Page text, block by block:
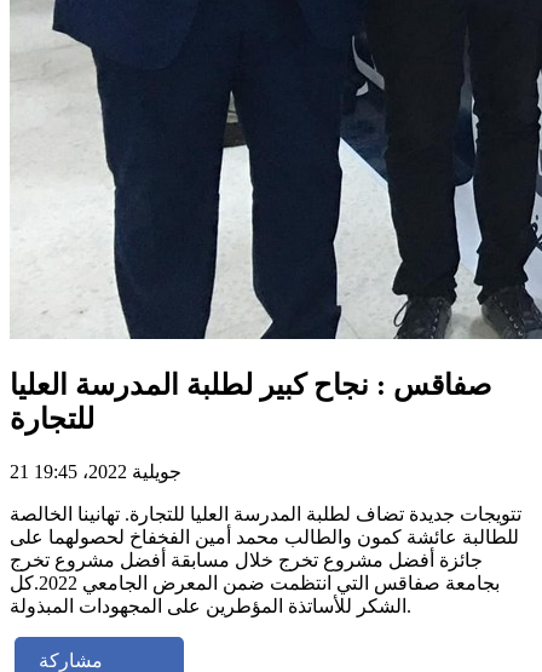
صفاقس : نجاح كبير لطلبة المدرسة العليا
للتجارة
21 جويلية 2022، 19:45
تتويجات جديدة تضاف لطلبة المدرسة العليا للتجارة. تهانينا الخالصة
للطالبة عائشة كمون والطالب محمد أمين الفخفاخ لحصولهما على
جائزة أفضل مشروع تخرج خلال مسابقة أفضل مشروع تخرج
بجامعة صفاقس التي انتظمت ضمن المعرض الجامعي 2022.كل
الشكر للأساتذة المؤطرين على المجهودات المبذولة.
مشاركة